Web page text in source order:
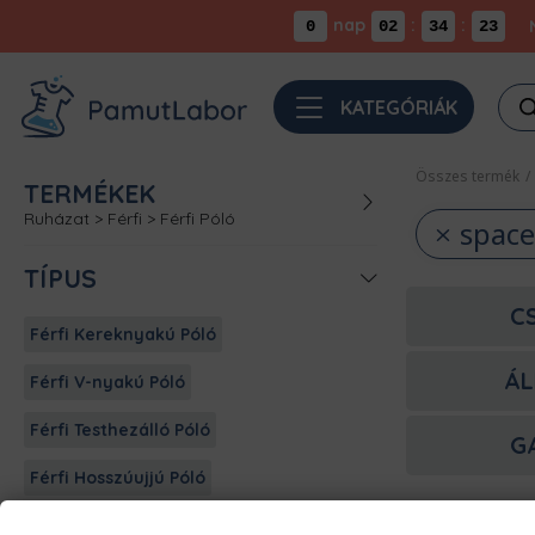
0 nap 02 : 34 : 23
KATEGÓRIÁK
TERMÉKEK
Ruházat > Férfi > Férfi Póló
TÍPUS
Férfi Kereknyakú Póló
Férfi V-nyakú Póló
Férfi Testhezálló Póló
Férfi Hosszúujjú Póló
Összes termék /